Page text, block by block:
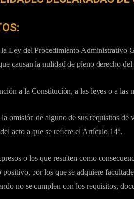
Ley del Procedimiento Administrativo
causan la nulidad de pleno derecho
a la Constitución, a las leyes o a las
omisión de alguno de sus requisitos de
acto a que se reﬁere el Artículo 14º.
o los que resulten como
positivo, por los que se adquiere
no se cumplen con los requisitos,